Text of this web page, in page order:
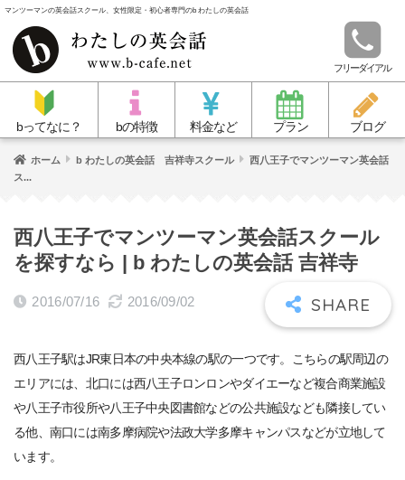
マンツーマンの英会話スクール、女性限定・初心者専門のb わたしの英会話
フリーダイアル
bってなに？ bの特徴 料金など プラン ブログ
ホーム b わたしの英会話 吉祥寺スクール
西八王子でマンツーマン英会話
ス...
西八王子でマンツーマン英会話スクール
を探すなら | b わたしの英会話 吉祥寺
2016/07/16 2016/09/02
西八王子駅はJR東日本の中央本線の駅の一つです。こちらの駅周辺の
エリアには、北口には西八王子ロンロンやダイエーなど複合商業施設
や八王子市役所や八王子中央図書館などの公共施設なども隣接してい
る他、南口には南多摩病院や法政大学多摩キャンパスなどが立地して
います。